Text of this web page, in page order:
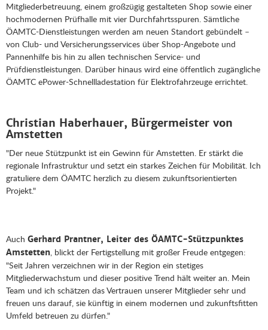
Mitgliederbetreuung, einem großzügig gestalteten Shop sowie einer
hochmodernen Prüfhalle mit vier Durchfahrtsspuren. Sämtliche
ÖAMTC-Dienstleistungen werden am neuen Standort gebündelt –
von Club- und Versicherungsservices über Shop-Angebote und
Pannenhilfe bis hin zu allen technischen Service- und
Prüfdienstleistungen. Darüber hinaus wird eine öffentlich zugängliche
ÖAMTC ePower-Schnellladestation für Elektrofahrzeuge errichtet.
Christian Haberhauer, Bürgermeister von
Amstetten
"Der neue Stützpunkt ist ein Gewinn für Amstetten. Er stärkt die
regionale Infrastruktur und setzt ein starkes Zeichen für Mobilität. Ich
gratuliere dem ÖAMTC herzlich zu diesem zukunftsorientierten
Projekt."
Auch Gerhard Prantner, Leiter des ÖAMTC-Stützpunktes
Amstetten, blickt der Fertigstellung mit großer Freude entgegen:
"Seit Jahren verzeichnen wir in der Region ein stetiges
Mitgliederwachstum und dieser positive Trend hält weiter an. Mein
Team und ich schätzen das Vertrauen unserer Mitglieder sehr und
freuen uns darauf, sie künftig in einem modernen und zukunftsfitten
Umfeld betreuen zu dürfen."